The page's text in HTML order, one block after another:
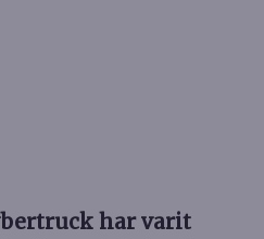
har varit